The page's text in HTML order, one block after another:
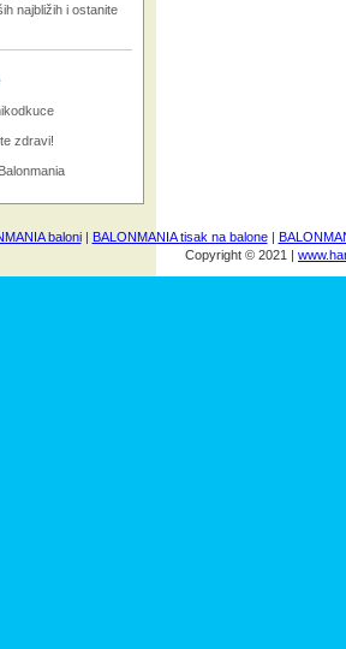
najbližih i ostanite
zdravi!
baloni| BALONMANIA tisak na balone|
Copyright © 2021 |